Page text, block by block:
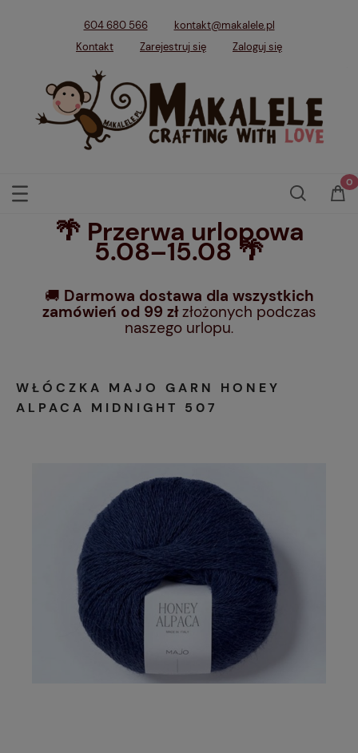
604 680 566
kontakt@makalele.pl
Kontakt
Zarejestruj się Zaloguj się
🌴 Przerwa urlopowa
5.08–15.08 🌴
🚚 Darmowa dostawa dla wszystkich
zamówień od 99 złzłożonych podczas
naszego urlopu.
WŁÓCZKA MAJO GARN HONEY
ALPACA MIDNIGHT 507